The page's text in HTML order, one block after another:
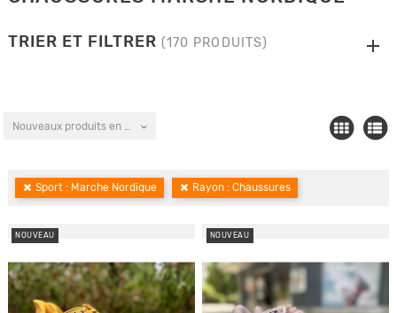
TRIER ET FILTRER (170 PRODUITS)
Nouveaux produits en premier
Sport : Marche Nordique Rayon : Chaussures
NOUVEAU NOUVEAU